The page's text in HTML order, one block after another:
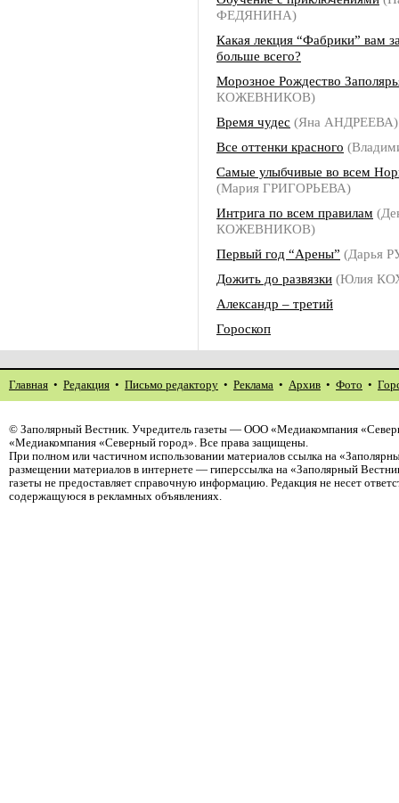
ФЕДЯНИНА)
Какая лекция “Фабрики” вам
больше всего?
Морозное Рождество
КОЖЕВНИКОВ)
Время чудес (Яна АНДРЕЕВА)
Все оттенки красного
Самые улыбчивые во всем
(Мария ГРИГОРЬЕВА)
Интрига по всем правилам
КОЖЕВНИКОВ)
Первый год “Арены” (Дарья
Дожить до развязки (Юлия
Александр – третий
Гороскоп
Главная • Редакция • Письмо редактору • Реклама • Архив • Фото •
© Заполярный Вестник. Учредитель газеты — ООО «Медиакомпания
«Медиакомпания «Северный город». Все права защищены.
При полном или частичном использовании материалов ссылка на
размещении материалов в интернете — гиперссылка на «Заполярный
газеты не предоставляет справочную информацию. Редакция не несет
содержащуюся в рекламных объявлениях.